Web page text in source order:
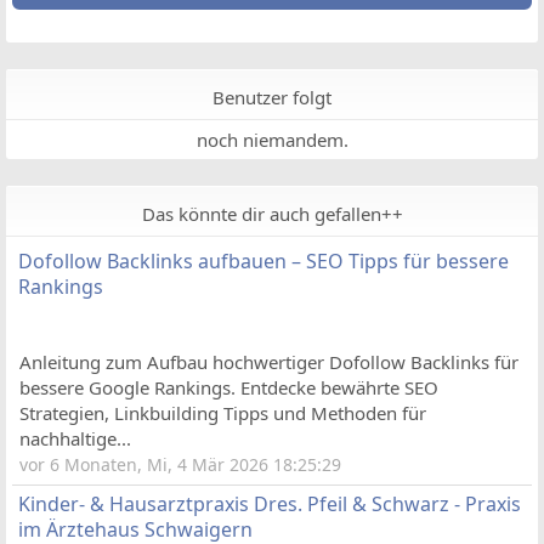
Benutzer folgt
noch niemandem.
Das könnte dir auch gefallen++
Dofollow Backlinks aufbauen – SEO Tipps für bessere
Rankings
Anleitung zum Aufbau hochwertiger Dofollow Backlinks für
bessere Google Rankings. Entdecke bewährte SEO
Strategien, Linkbuilding Tipps und Methoden für
nachhaltige...
vor 6 Monaten, Mi, 4 Mär 2026 18:25:29
Kinder- & Hausarztpraxis Dres. Pfeil & Schwarz - Praxis
im Ärztehaus Schwaigern